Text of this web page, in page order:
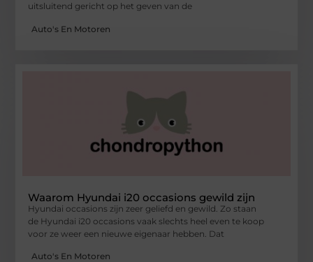
uitsluitend gericht op het geven van de
Auto's En Motoren
Waarom Hyundai i20 occasions gewild zijn
Hyundai occasions zijn zeer geliefd en gewild. Zo staan
de Hyundai i20 occasions vaak slechts heel even te koop
voor ze weer een nieuwe eigenaar hebben. Dat
Auto's En Motoren